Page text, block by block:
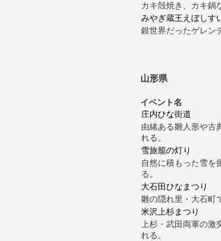
カキ殻焼き、カキ鍋
みやぎ蔵王えぼしす
銀世界だったゲレン
山形県
イベント名
庄内ひな街道
由緒ある雛人形や古
れる。
雪旅籠の灯り
自然に積もった雪を
る。
大石田ひなまつり
雛の隠れ里・大石町
米沢上杉まつり
上杉・武田両軍の激
れる。